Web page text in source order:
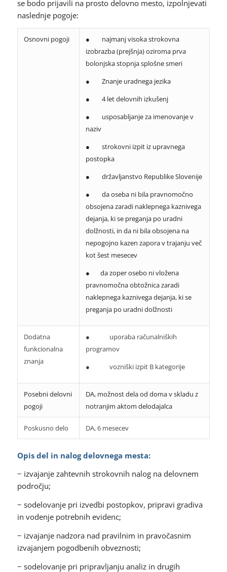
se bodo prijavili na prosto delovno mesto, izpolnjevati
naslednje pogoje:
Osnovni pogoji
● najmanj visoka strokovna
izobrazba (prejšnja) oziroma prva
bolonjska stopnja splošne smeri
● Znanje uradnega jezika
● 4 let delovnih izkušenj
● usposabljanje za imenovanje v
naziv
● strokovni izpit iz upravnega
postopka
● državljanstvo Republike Slovenije
● da oseba ni bila pravnomočno
obsojena zaradi naklepnega kaznivega
dejanja, ki se preganja po uradni
dolžnosti, in da ni bila obsojena na
nepogojno kazen zapora v trajanju več
kot šest mesecev
● da zoper osebo ni vložena
pravnomočna obtožnica zaradi
naklepnega kaznivega dejanja, ki se
preganja po uradni dolžnosti
Dodatna
funkcionalna
znanja
● uporaba računalniških
programov
● vozniški izpit B kategorije
Posebni delovni
pogoji
DA, možnost dela od doma v skladu z
notranjim aktom delodajalca
Poskusno delo DA, 6 mesecev
Opis del in nalog delovnega mesta:
− izvajanje zahtevnih strokovnih nalog na delovnem
področju;
− sodelovanje pri izvedbi postopkov, pripravi gradiva
in vodenje potrebnih evidenc;
− izvajanje nadzora nad pravilnim in pravočasnim
izvajanjem pogodbenih obveznosti;
− sodelovanje pri pripravljanju analiz in drugih